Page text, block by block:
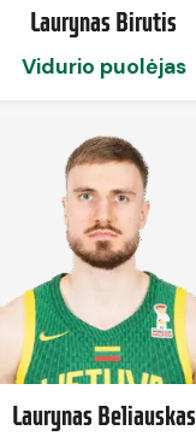
Laurynas Birutis
Vidurio puolėjas
Laurynas Beliauskas